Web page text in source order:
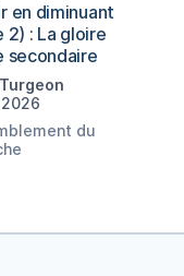
en diminuant
2) : La gloire
secondaire
du